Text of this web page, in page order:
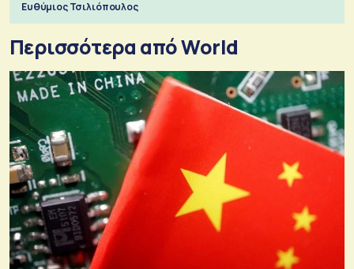
Ευθύμιος Τσιλιόπουλος
Περισσότερα από World